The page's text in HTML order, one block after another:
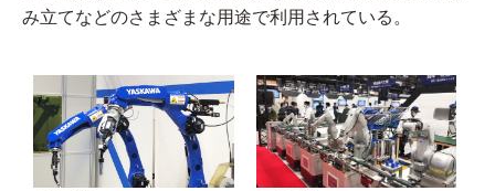
み立てなどのさまざまな用途で利用されている。